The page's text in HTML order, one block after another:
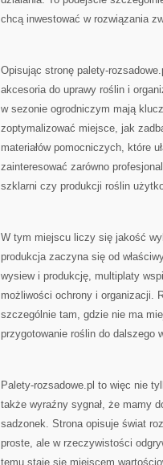
chcą inwestować w rozwiązania
Opisując stronę palety-
akcesoria do uprawy roślin i
w sezonie ogrodniczym mają
zoptymalizować miejsce, jak
materiałów pomocniczych, które
zainteresować zarówno
szklarni czy produkcji roślin
W tym miejscu liczy się jakość
produkcja zaczyna się od
wysiew i produkcję, multiplaty
możliwości ochrony i organizacji.
szczególnie tam, gdzie nie ma
przygotowanie roślin do dalszego
Palety-rozsadowe.pl to więc nie
także wyraźny sygnał, że mamy
sadzonek. Strona opisuje świat
proste, ale w rzeczywistości
temu staje się miejscem